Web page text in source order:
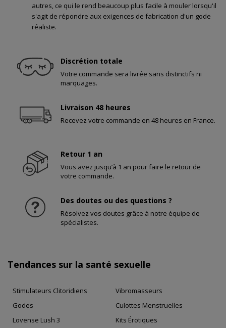
autres, ce qui le rend beaucoup plus facile à mouler lorsqu'il
s'agit de répondre aux exigences de fabrication d'un gode
réaliste.
Discrétion totale
Votre commande sera livrée sans distinctifs ni
marquages.
Livraison 48 heures
Recevez votre commande en 48 heures en France.
Retour 1 an
Vous avez jusqu’à 1 an pour faire le retour de
votre commande.
Des doutes ou des questions ?
Résolvez vos doutes grâce à notre équipe de
spécialistes.
Tendances sur la santé sexuelle
Stimulateurs Clitoridiens
Vibromasseurs
Godes
Culottes Menstruelles
Lovense Lush 3
Kits Érotiques